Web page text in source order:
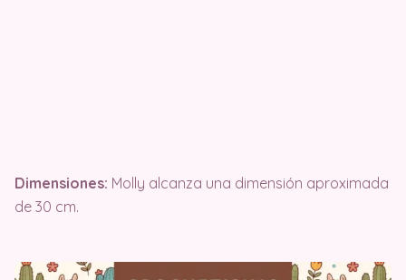
Dimensiones: Molly alcanza una dimensión aproximada
de 30 cm.